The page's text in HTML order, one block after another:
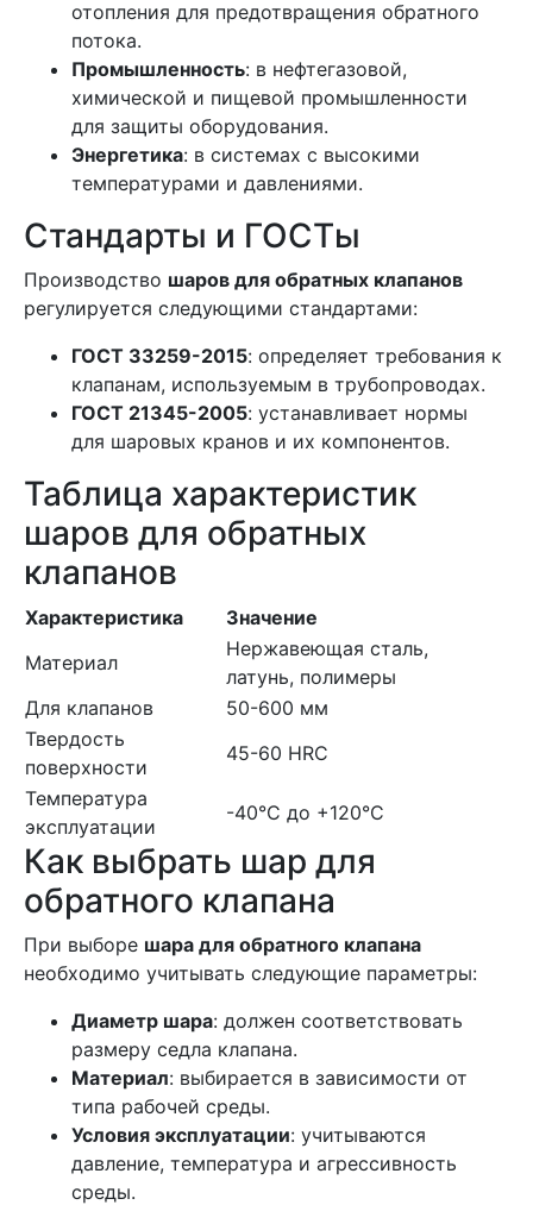
отопления для предотвращения обратного
потока.
Промышленность: в нефтегазовой,
химической и пищевой промышленности
для защиты оборудования.
Энергетика: в системах с высокими
температурами и давлениями.
Стандарты и ГОСТы
Производство шаров для обратных клапанов
регулируется следующими стандартами:
ГОСТ 33259-2015: определяет требования к
клапанам, используемым в трубопроводах.
ГОСТ 21345-2005: устанавливает нормы
для шаровых кранов и их компонентов.
Таблица характеристик
шаров для обратных
клапанов
Характеристика
Значение
Материал
Нержавеющая сталь,
латунь, полимеры
Для клапанов
50-600 мм
Твердость
поверхности
45-60 HRC
Температура
эксплуатации
-40°C до +120°C
Как выбрать шар для
обратного клапана
При выборе шара для обратного клапана
необходимо учитывать следующие параметры:
Диаметр шара: должен соответствовать
размеру седла клапана.
Материал: выбирается в зависимости от
типа рабочей среды.
Условия эксплуатации: учитываются
давление, температура и агрессивность
среды.